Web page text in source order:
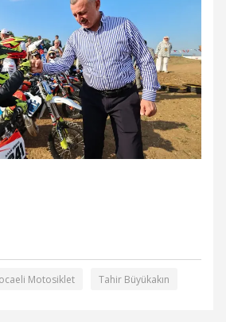
Motosiklet Tahir Büyükakın